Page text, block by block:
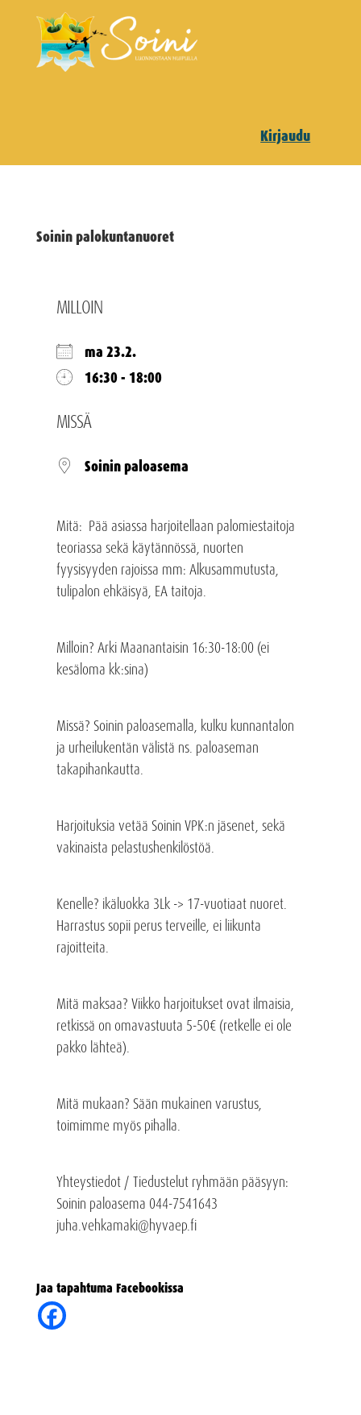
Kirjaudu
Soinin palokuntanuoret
MILLOIN
ma 23.2.
16:30 - 18:00
MISSÄ
Soinin paloasema
Mitä: Pää asiassa harjoitellaan palomiestaitoja
teoriassa sekä käytännössä, nuorten
fyysisyyden rajoissa mm: Alkusammutusta,
tulipalon ehkäisyä, EA taitoja.
Milloin? Arki Maanantaisin 16:30-18:00 (ei
kesäloma kk:sina)
Missä? Soinin paloasemalla, kulku kunnantalon
ja urheilukentän välistä ns. paloaseman
takapihankautta.
Harjoituksia vetää Soinin VPK:n jäsenet, sekä
vakinaista pelastushenkilöstöä.
Kenelle? ikäluokka 3Lk -> 17-vuotiaat nuoret.
Harrastus sopii perus terveille, ei liikunta
rajoitteita.
Mitä maksaa? Viikko harjoitukset ovat ilmaisia,
retkissä on omavastuuta 5-50€ (retkelle ei ole
pakko lähteä).
Mitä mukaan? Sään mukainen varustus,
toimimme myös pihalla.
Yhteystiedot / Tiedustelut ryhmään pääsyyn:
Soinin paloasema 044-7541643
juha.vehkamaki@hyvaep.fi
Jaa tapahtuma Facebookissa